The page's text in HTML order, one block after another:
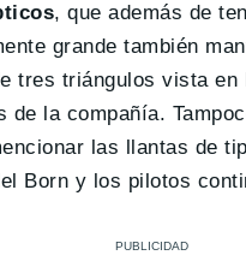
, que además de
grande también
tres triángulos vista en
de la compañía.
las llantas de
Born y los pilotos